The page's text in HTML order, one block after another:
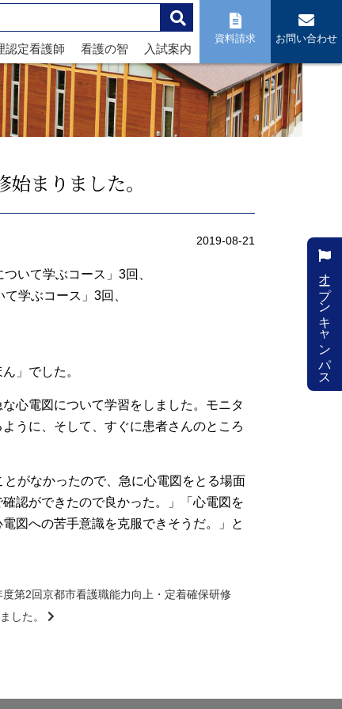
認定看護師 看護の智 入試案内
資料請求 お問い合わせ
まりました。
2019-08-21
いて学ぶコース」3回、
学ぶコース」3回、
」でした。
心電図について学習をしました。モニタ
うに、そして、すぐに患者さんのところ
がなかったので、急に心電図をとる場面
認ができたので良かった。」「心電図を
図への苦手意識を克服できそうだ。」と
度第2回京都市看護職能力向上・定着確保研修
した。
オープンキャンパス